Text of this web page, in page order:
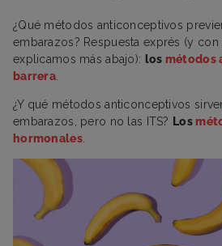
¿Qué métodos anticonceptivos
embarazos? Respuesta exprés (y
explicamos más abajo): los métodos
barrera
¿Y qué métodos anticonceptivos
embarazos, pero no las ITS? Los
hormonales.